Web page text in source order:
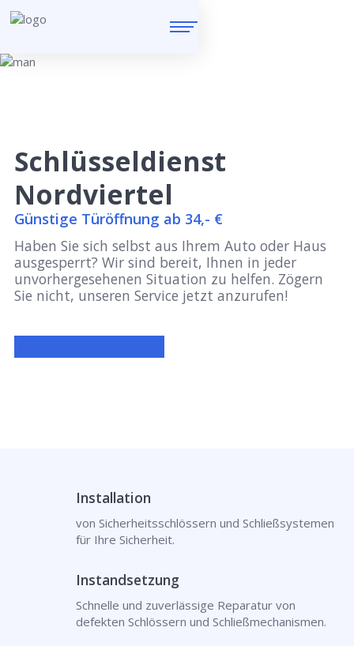
Schlüsseldienst
Nordviertel
Günstige Türöffnung ab 34,- €
Haben Sie sich selbst aus Ihrem Auto oder Haus
ausgesperrt? Wir sind bereit, Ihnen in jeder
unvorhergesehenen Situation zu helfen. Zögern
Sie nicht, unseren Service jetzt anzurufen!
Installation
von Sicherheitsschlössern und Schließsystemen
für Ihre Sicherheit.
Instandsetzung
Schnelle und zuverlässige Reparatur von
defekten Schlössern und Schließmechanismen.